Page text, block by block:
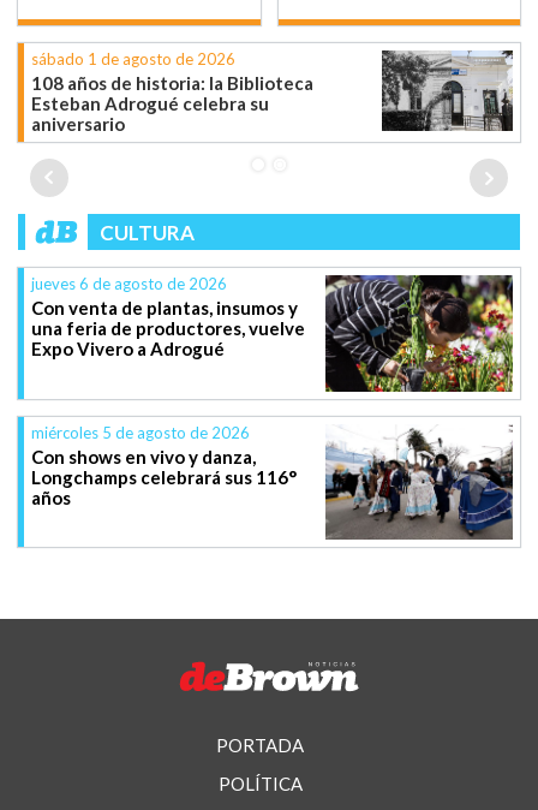
sábado 1 de agosto de 2026
108 años de historia: la Biblioteca
Esteban Adrogué celebra su
aniversario
CULTURA
jueves 6 de agosto de 2026
Con venta de plantas, insumos y
una feria de productores, vuelve
Expo Vivero a Adrogué
miércoles 5 de agosto de 2026
Con shows en vivo y danza,
Longchamps celebrará sus 116°
años
PORTADA
POLÍTICA